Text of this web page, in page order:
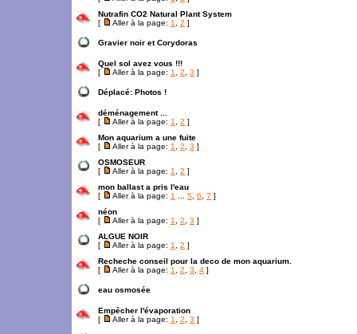
Nutrafin CO2 Natural Plant System
[
Aller à la page: 1 2 ]
Gravier noir et Corydoras
Quel sol avez vous !!!
[
Aller à la page: 1 2 3 ]
Déplacé: Photos !
déménagement ...
[
Aller à la page: 1 2 ]
Mon aquarium a une fuite
[
Aller à la page: 1 2 3 ]
OSMOSEUR
[
Aller à la page: 1 2 ]
mon ballast a pris l'eau
[
Aller à la page: 1 5 6 7 ]
néon
[
Aller à la page: 1 2 3 ]
ALGUE NOIR
[
Aller à la page: 1 2 ]
Recheche conseil pour la deco de mon aquarium.
[
Aller à la page: 1 2 3 4 ]
eau osmosée
Empêcher l'évaporation
[
Aller à la page: 1 2 3 ]